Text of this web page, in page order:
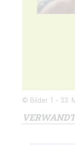
© Bilder 1 - 33: